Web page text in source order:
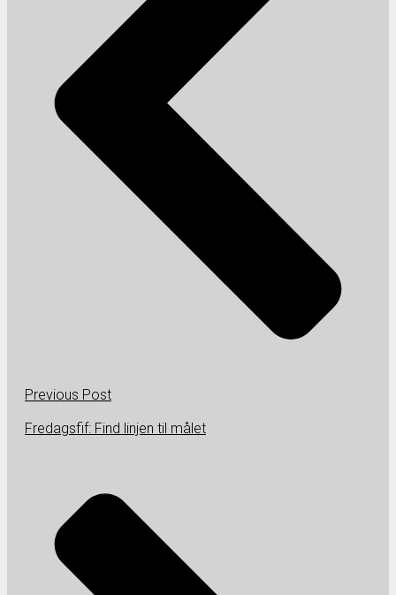
Previous Post
Fredagsfif: Find linjen til målet